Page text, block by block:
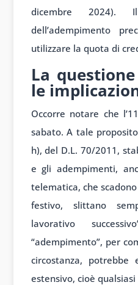
dicembre 2024).
dell’adempimento
utilizzare la quota di
La
le
Occorre notare che
sabato. A tale
h), del D.L. 70/2011,
e gli adempimenti,
telematica, che
festivo, slittano
lavorativo
“adempimento”, per
circostanza, potrebbe
estensivo, cioè